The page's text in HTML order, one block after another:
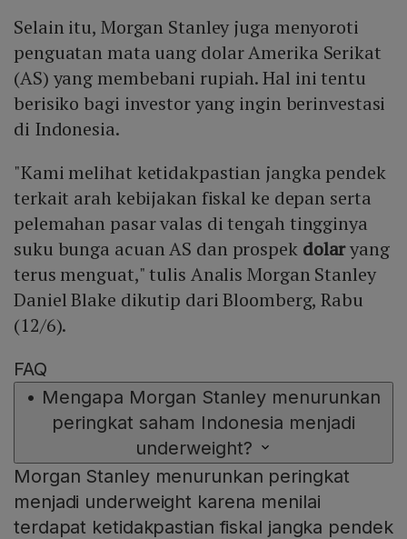
Selain itu, Morgan Stanley juga menyoroti
penguatan mata uang dolar Amerika Serikat
(AS) yang membebani rupiah. Hal ini tentu
berisiko bagi investor yang ingin berinvestasi
di Indonesia.
"Kami melihat ketidakpastian jangka pendek
terkait arah kebijakan fiskal ke depan serta
pelemahan pasar valas di tengah tingginya
suku bunga acuan AS dan prospek dolaryang
terus menguat," tulis Analis Morgan Stanley
Daniel Blake dikutip dari Bloomberg, Rabu
(12/6).
FAQ
• Mengapa Morgan Stanley menurunkan
peringkat saham Indonesia menjadi
underweight?
Morgan Stanley menurunkan peringkat
menjadi underweight karena menilai
terdapat ketidakpastian fiskal jangka pendek